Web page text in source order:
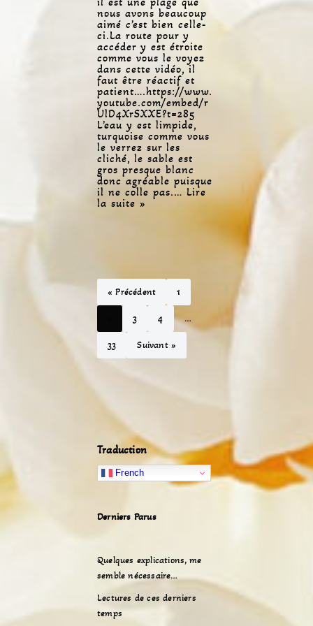
nous avons beaucoup
aimé c’est bien celle-
ci.La route pour y
accéder y est étroite
comme vous le voyez
dans cette vidéo, il
faut être réactif et
patient….https://www.
youtube.com/embed/r
UlD4XrSXXE?t=285
L’eau y est limpide,
turquoise comme vous
le verrez sur les
cliché, le sable est
gros presque blanc
donc agréable puisque
il ne colle pas.… Lire
la suite »
« Précédent 1
3 4 …
33 Suivant »
Traduction
French
Derniers Parus
Quelques explications, me
semble nécessaire…
Lectures de ces derniers
temps